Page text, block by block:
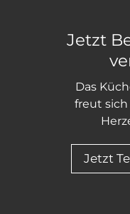
Jetzt
Das
freut sich
Jetzt